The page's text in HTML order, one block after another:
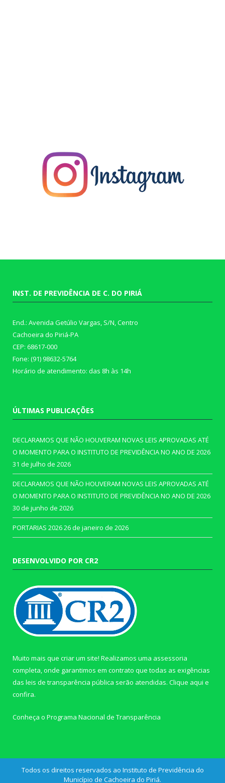
INST. DE PREVIDÊNCIA DE C. DO PIRIÁ
End.: Avenida Getúlio Vargas, S/N, Centro
Cachoeira do Piriá-PA
CEP: 68617-000
Fone: (91) 98632-5764
Horário de atendimento: das 8h às 14h
ÚLTIMAS PUBLICAÇÕES
DECLARAMOS QUE NÃO HOUVERAM NOVAS LEIS APROVADAS ATÉ
O MOMENTO PARA O INSTITUTO DE PREVIDÊNCIA NO ANO DE 2026
31 de julho de 2026
DECLARAMOS QUE NÃO HOUVERAM NOVAS LEIS APROVADAS ATÉ
O MOMENTO PARA O INSTITUTO DE PREVIDÊNCIA NO ANO DE 2026
30 de junho de 2026
PORTARIAS 202626 de janeiro de 2026
DESENVOLVIDO POR CR2
Muito mais que criar um site! Realizamos uma assessoria
completa, onde garantimos em contrato que todas as exigências
das leis de transparência pública serão atendidas. Clique aqui e
confira.
Conheça o Programa Nacional de Transparência
Todos os direitos reservados ao Instituto de Previdência do
Município de Cachoeira do Piriá.